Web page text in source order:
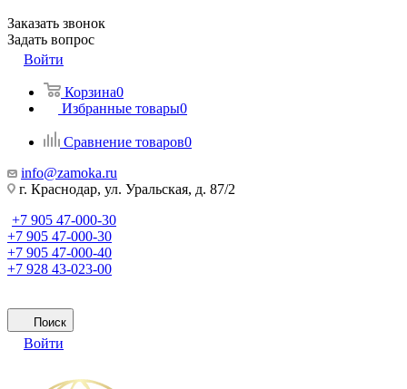
Заказать звонок
Задать вопрос
Войти
Корзина0
Избранные товары0
Сравнение товаров0
info@zamoka.ru
г. Краснодар, ул. Уральская, д. 87/2
+7 905 47-000-30
+7 905 47-000-30
+7 905 47-000-40
+7 928 43-023-00
Поиск
Войти